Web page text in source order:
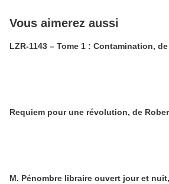
Vous aimerez aussi
LZR-1143 – Tome 1 : Contamination,
Requiem pour une révolution, de
M. Pénombre libraire ouvert jour et